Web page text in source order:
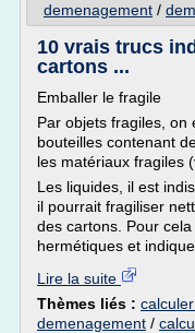
demenagement /
10 vrais trucs
cartons ...
Emballer le fragile
Par objets fragiles, on
bouteilles contenant
les matériaux fragiles
Les liquides, il est
il pourrait fragiliser
des cartons. Pour
hermétiques et
Lire la suite
Thèmes liés :
demenagement /